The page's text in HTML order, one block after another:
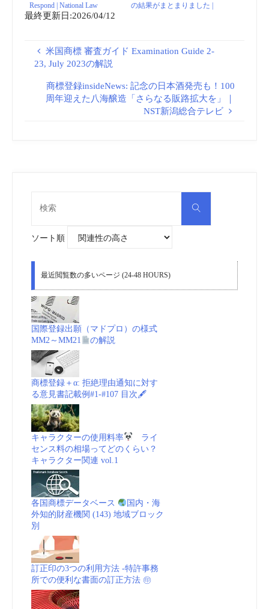
Respond | National Law
Review
の結果がまとまりました |
最終更新日:2026/04/12
米国商標 審査ガイド Examination Guide 2-
23, July 2023の解説
商標登録insideNews: 記念の日本酒発売も！100
周年迎えた八海醸造「さらなる販路拡大を」｜
NST新潟総合テレビ
検
ソート順
最近閲覧数の多いページ (24-48 HOURS)
国際登録出願（マドプロ）の様式
MM2～MM21
の解説
商標登録＋α: 拒絶理由通知に対す
る意見書記載例#1-#107 目次🖋
キャラクターの使用料率
ライ
センス料の相場ってどのくらい？
キャラクター関連 vol.1
各国商標データベース
国内・海
外知的財産機関 (143) 地域ブロック
別
訂正印の3つの利用方法 -特許事務
所での便利な書面の訂正方法 ㊞